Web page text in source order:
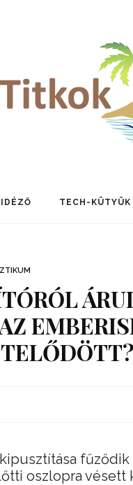
TECH-KÜTYÜK
oszlopra vésett